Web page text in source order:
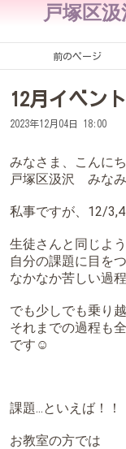
戸塚区
前のページ
12月イベン
2023年12月04日 18:00
みなさま、こんにち
戸塚区汲沢 みな
私事ですが、12/
生徒さんと同じよ
自分の課題に目を
なかなか苦しい過
でも少しでも乗り
それまでの過程も
です☺️
課題...といえば！！
お教室の方では